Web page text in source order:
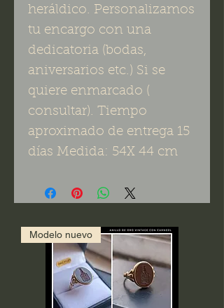
heráldico. Personalizamos
tu encargo con una
dedicatoria (bodas,
aniversarios etc.) Si se
quiere enmarcado (
consultar). Tiempo
aproximado de entrega 15
días Medida: 54X 44 cm
Modelo nuevo